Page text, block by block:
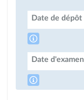
Date de dépôt
Date d'examen